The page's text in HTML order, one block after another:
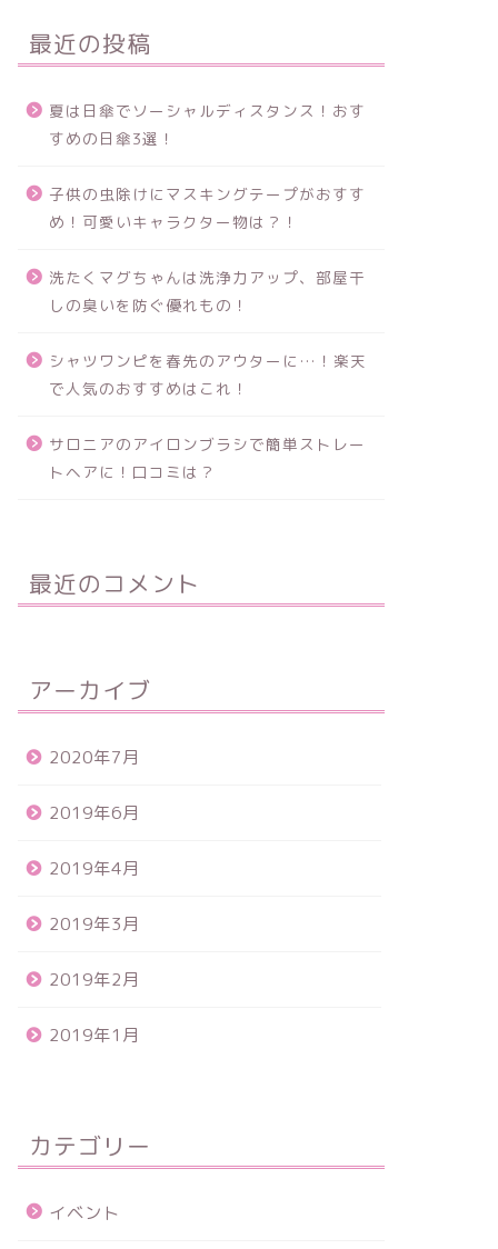
最近の投稿
夏は日傘でソーシャルディスタンス！おす
すめの日傘3選！
子供の虫除けにマスキングテープがおすす
め！可愛いキャラクター物は？！
洗たくマグちゃんは洗浄力アップ、部屋干
しの臭いを防ぐ優れもの！
シャツワンピを春先のアウターに…！楽天
で人気のおすすめはこれ！
サロニアのアイロンブラシで簡単ストレー
トヘアに！口コミは？
最近のコメント
アーカイブ
2020年7月
2019年6月
2019年4月
2019年3月
2019年2月
2019年1月
カテゴリー
イベント